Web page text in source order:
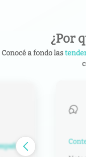
¿Por
Conocé a fondo las